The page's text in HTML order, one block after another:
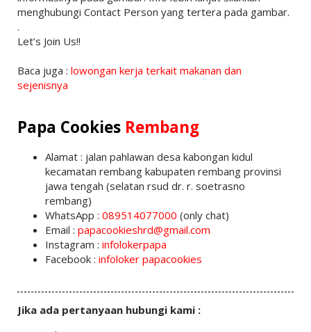
menghubungi Contact Person yang tertera pada gambar.
.
Let’s Join Us!!
Baca juga : lowongan kerja terkait makanan dan
sejenisnya
Papa Cookies Rembang
Alamat : jalan pahlawan desa kabongan kidul
kecamatan rembang kabupaten rembang provinsi
jawa tengah (selatan rsud dr. r. soetrasno
rembang)
WhatsApp : 089514077000 (only chat)
Email : papacookieshrd@gmail.com
Instagram : infolokerpapa
Facebook : infoloker papacookies
Jika ada pertanyaan hubungi kami :